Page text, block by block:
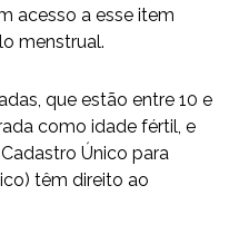
acesso a esse item
menstrual.
que estão entre 10 e
como idade fértil, e
Cadastro Único para
têm direito ao